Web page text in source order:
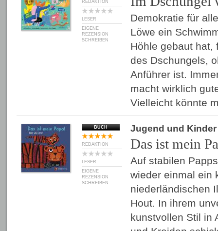
REDAKTION
LESER
EIGENE
REZENSION
SCHREIBEN
Demokratie für
Löwe ein
Höhle gebaut hat,
des Dschungels,
Anführer ist.
macht wirklich
Vielleicht könnte
BUCH
REDAKTION
LESER
EIGENE
REZENSION
SCHREIBEN
Jugend und Kinder
Das ist mein
Auf stabilen
wieder einmal ein
niederländischen
Hout. In ihrem
kunstvollen Stil in